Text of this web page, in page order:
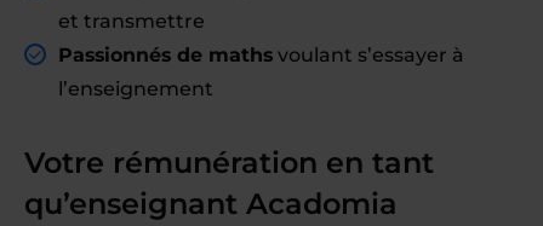
et transmettre
Passionnés de maths voulant s’essayer à
l’enseignement
Votre rémunération en tant
qu’enseignant Acadomia